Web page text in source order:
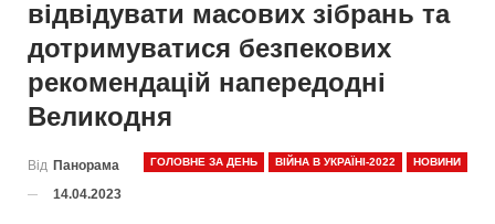
відвідувати масових зібрань та
дотримуватися безпекових
рекомендацій напередодні
Великодня
ГОЛОВНЕ ЗА ДЕНЬ ВІЙНА В УКРАЇНІ-2022 НОВИНИ
Від Панорама
14.04.2023